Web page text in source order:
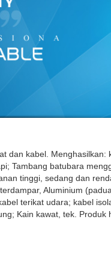
dan kabel. Menghasilkan:
Tambang batubara
tinggi, sedang dan
Aluminium
terikat udara; kabel
Kain kawat, tek. Produk